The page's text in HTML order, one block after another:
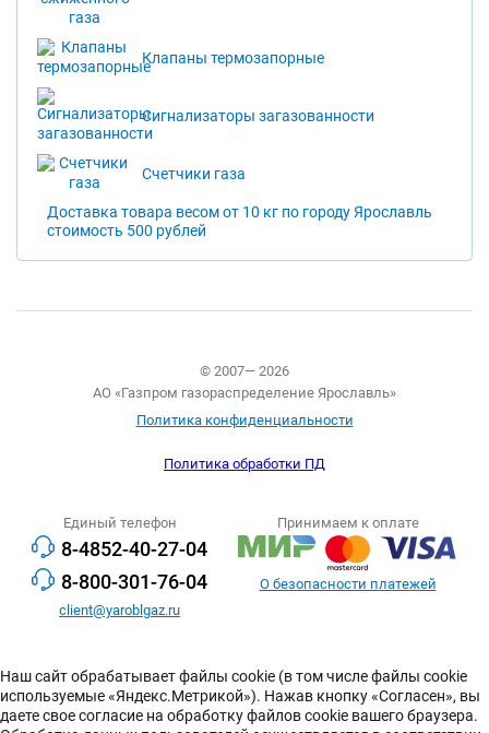
Клапаны термозапорные
Сигнализаторы загазованности
Счетчики газа
Доставка товара весом от 10 кг по городу Ярославль
стоимость 500 рублей
© 2007— 2026
АО «Газпром газораспределение Ярославль»
Политика конфиденциальности
Политика обработки ПД
Единый телефон
8-4852-40-27-04
8-800-301-76-04
client@yaroblgaz.ru
Принимаем к оплате
О безопасности платежей
Наш сайт обрабатывает файлы cookie (в том числе файлы cookie
используемые «Яндекс.Метрикой»). Нажав кнопку «Согласен», вы
даете свое согласие на обработку файлов cookie вашего браузера.